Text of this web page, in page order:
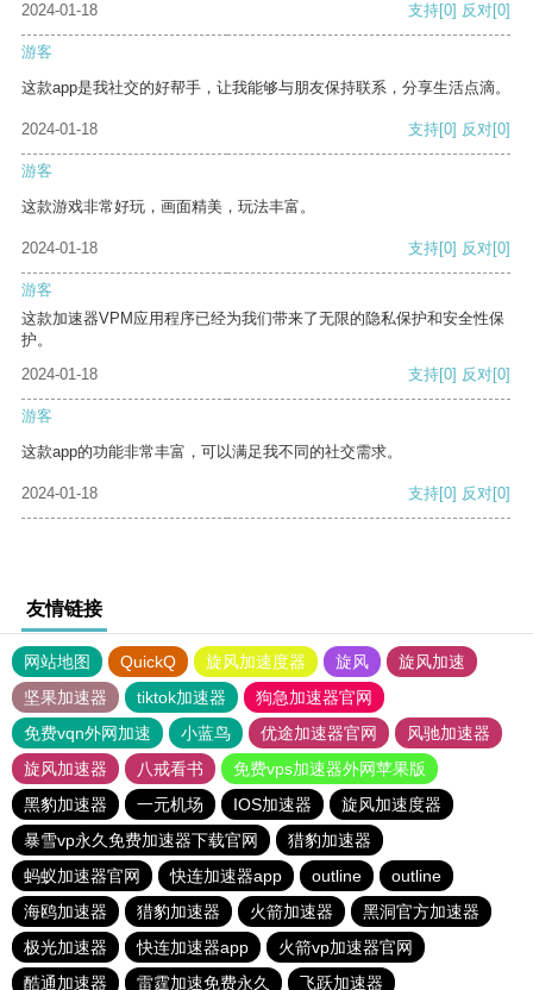
2024-01-18
支持[0] 反对[0]
游客
这款app是我社交的好帮手，让我能够与朋友保持联系，分享生活点滴。
2024-01-18 支持[0] 反对[0]
游客
这款游戏非常好玩，画面精美，玩法丰富。
2024-01-18 支持[0] 反对[0]
游客
这款加速器VPM应用程序已经为我们带来了无限的隐私保护和安全性保
护。
2024-01-18
支持[0] 反对[0]
游客
这款app的功能非常丰富，可以满足我不同的社交需求。
2024-01-18 支持[0] 反对[0]
友情链接
网站地图 QuickQ 旋风加速度器 旋风
旋风加速
坚果加速器
tiktok加速器
狗急加速器官网
免费vqn外网加速
小蓝鸟 优途加速器官网
风驰加速器
旋风加速器
八戒看书
免费vps加速器外网苹果版
黑豹加速器
一元机场 IOS加速器
旋风加速度器
暴雪vp永久免费加速器下载官网
猎豹加速器
蚂蚁加速器官网
快连加速器app outline
outline
海鸥加速器
猎豹加速器 火箭加速器
黑洞官方加速器
极光加速器
快连加速器app
火箭vp加速器官网
酷通加速器
雷霆加速免费永久 飞跃加速器